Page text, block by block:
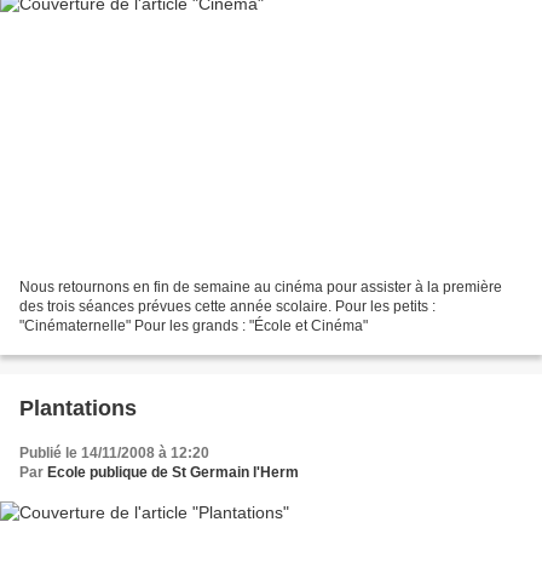
Nous retournons en fin de semaine au cinéma pour assister à la première
des trois séances prévues cette année scolaire. Pour les petits :
"Cinématernelle" Pour les grands : "École et Cinéma"
Plantations
Publié le 14/11/2008 à 12:20
Par Ecole publique de St Germain l'Herm